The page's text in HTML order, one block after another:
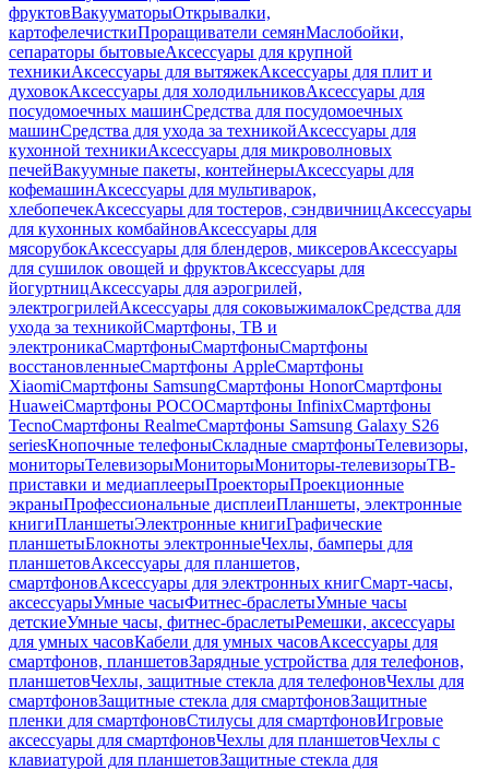
фруктовВакууматорыОткрывалки,
картофелечисткиПроращиватели семянМаслобойки,
сепараторы бытовыеАксессуары для крупной
техникиАксессуары для вытяжекАксессуары для плит и
духовокАксессуары для холодильниковАксессуары для
посудомоечных машинСредства для посудомоечных
машинСредства для ухода за техникойАксессуары для
кухонной техникиАксессуары для микроволновых
печейВакуумные пакеты, контейнерыАксессуары для
кофемашинАксессуары для мультиварок,
хлебопечекАксессуары для тостеров, сэндвичницАксессуары
для кухонных комбайновАксессуары для
мясорубокАксессуары для блендеров, миксеровАксессуары
для сушилок овощей и фруктовАксессуары для
йогуртницАксессуары для аэрогрилей,
электрогрилейАксессуары для соковыжималокСредства для
ухода за техникойСмартфоны, ТВ и
электроникаСмартфоныСмартфоныСмартфоны
восстановленныеСмартфоны AppleСмартфоны
XiaomiСмартфоны SamsungСмартфоны HonorСмартфоны
HuaweiСмартфоны POCOСмартфоны InfinixСмартфоны
TecnoСмартфоны RealmeСмартфоны Samsung Galaxy S26
seriesКнопочные телефоныСкладные смартфоныТелевизоры,
мониторыТелевизорыМониторыМониторы-телевизорыТВ-
приставки и медиаплеерыПроекторыПроекционные
экраныПрофессиональные дисплеиПланшеты, электронные
книгиПланшетыЭлектронные книгиГрафические
планшетыБлокноты электронныеЧехлы, бамперы для
планшетовАксессуары для планшетов,
смартфоновАксессуары для электронных книгСмарт-часы,
аксессуарыУмные часыФитнес-браслетыУмные часы
детскиеУмные часы, фитнес-браслетыРемешки, аксессуары
для умных часовКабели для умных часовАксессуары для
смартфонов, планшетовЗарядные устройства для телефонов,
планшетовЧехлы, защитные стекла для телефоновЧехлы для
смартфоновЗащитные стекла для смартфоновЗащитные
пленки для смартфоновСтилусы для смартфоновИгровые
аксессуары для смартфоновЧехлы для планшетовЧехлы с
клавиатурой для планшетовЗащитные стекла для